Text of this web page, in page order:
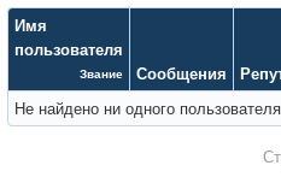
Имя
пользователя
Звание Сообщения
Не найдено ни одного